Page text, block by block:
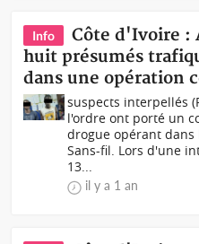
Info
Côte d'Ivoire :
huit présumés
dans une opération
suspects interpellés
l'ordre ont porté un
drogue opérant
Sans-fil. Lors d'une
13...
il y a 1 an